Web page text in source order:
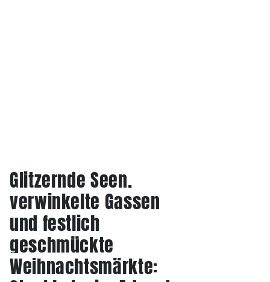
Glitzernde Seen,
verwinkelte Gassen
und festlich
geschmückte
Weihnachtsmärkte: